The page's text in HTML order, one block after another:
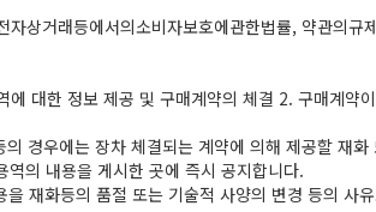
상거래등에서의소비자보호에관한법률, 약관의규
대한 정보 제공 및 구매계약의 체결 2. 구매계약
우에는 장차 체결되는 계약에 의해 제공할 재화
의 내용을 게시한 곳에 즉시 공지합니다.
재화등의 품절 또는 기술적 사양의 변경 등의 사